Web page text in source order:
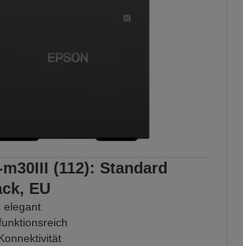
(112): Standard
EU
elegant